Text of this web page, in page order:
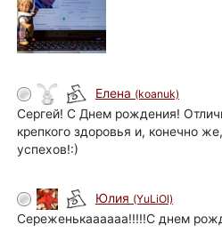
Елена (koanuk)
Сергей! С Днем рождения!
крепкого здоровья и, конечно
успехов!:)
Юлия (YuLiOl)
Сереженькаааааа!!!!!С днем